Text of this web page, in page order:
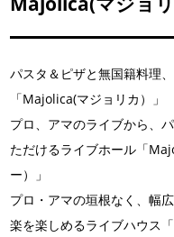
パスタ＆ピザと無国籍料理
「Majolica(マジョリカ）
」
プロ、アマのライブから、
ただけるライブホール「
ー）
」
プロ・アマの垣根なく、幅
楽を楽しめるライブハウス「